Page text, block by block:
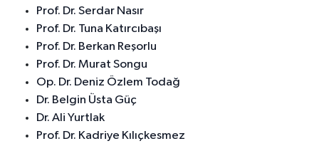
Prof. Dr. Serdar Nasır
Prof. Dr. Tuna Katırcıbaşı
Prof. Dr. Berkan Reşorlu
Prof. Dr. Murat Songu
Op. Dr. Deniz Özlem Todağ
Dr. Belgin Üsta Güç
Dr. Ali Yurtlak
Prof. Dr. Kadriye Kılıçkesmez